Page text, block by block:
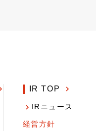
IR TOP
IRニュース
経営方針